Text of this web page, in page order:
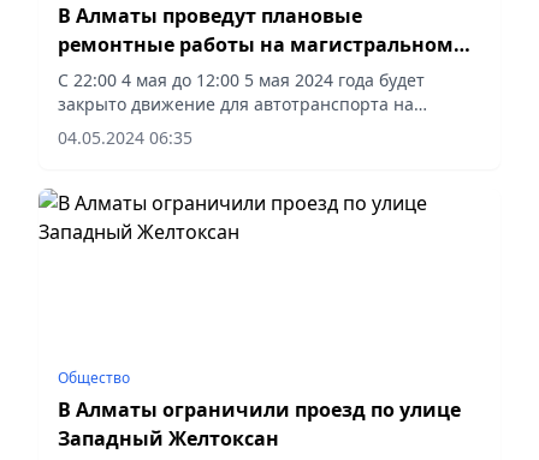
В Алматы проведут плановые
ремонтные работы на магистральном
трубопроводе
С 22:00 4 мая до 12:00 5 мая 2024 года будет
закрыто движение для автотранспорта на
пересечении улиц М. Ганди и Западный
Желтоксан.
04.05.2024 06:35
Общество
В Алматы ограничили проезд по улице
Западный Желтоксан